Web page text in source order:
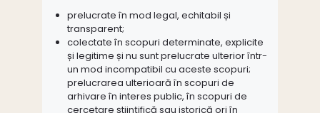
prelucrate în mod legal, echitabil și
transparent;
colectate în scopuri determinate, explicite
și legitime și nu sunt prelucrate ulterior într-
un mod incompatibil cu aceste scopuri;
prelucrarea ulterioară în scopuri de
arhivare în interes public, în scopuri de
cercetare științifică sau istorică ori în